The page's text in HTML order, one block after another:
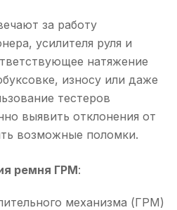
за работу
усилителя руля и
натяжение
износу или даже
тестеров
выявить отклонения от
возможные поломки.
ремня ГРМ:
механизма (ГРМ)